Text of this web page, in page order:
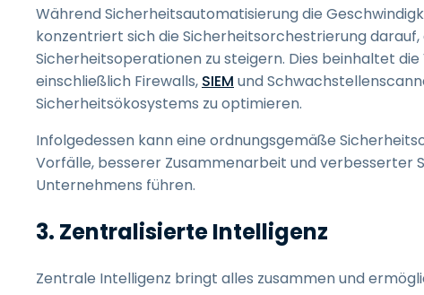
Während Sicherheitsautomatisierung die
konzentriert sich die Sicherheitsorchestrierung
Sicherheitsoperationen zu steigern. Dies beinhaltet
einschließlich Firewalls, SIEM und
Sicherheitsökosystems zu optimieren.
Infolgedessen kann eine ordnungsgemäße
Vorfälle, besserer Zusammenarbeit und verbesserter
Unternehmens führen.
3. Zentralisierte Intelligenz
Zentrale Intelligenz bringt alles zusammen und